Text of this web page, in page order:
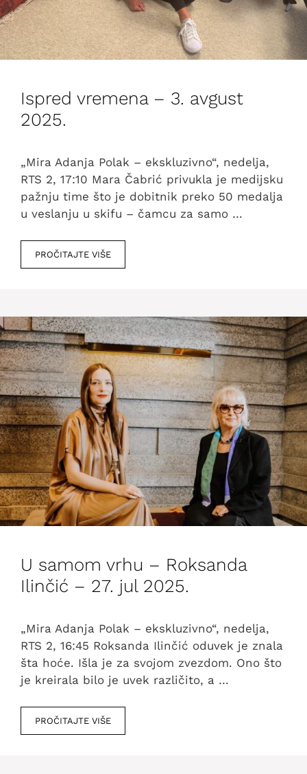
Ispred vremena – 3. avgust
2025.
„Mira Adanja Polak – ekskluzivno“, nedelja,
RTS 2, 17:10 Mara Čabrić privukla je medijsku
pažnju time što je dobitnik preko 50 medalja
u veslanju u skifu – čamcu za samo …
PROČITAJTE VIŠE
U samom vrhu – Roksanda
Ilinčić – 27. jul 2025.
„Mira Adanja Polak – ekskluzivno“, nedelja,
RTS 2, 16:45 Roksanda Ilinčić oduvek je znala
šta hoće. Išla je za svojom zvezdom. Ono što
je kreirala bilo je uvek različito, a …
PROČITAJTE VIŠE